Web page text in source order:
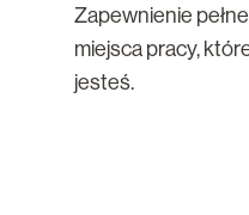
Zapewnienie
miejsca pracy,
jesteś.